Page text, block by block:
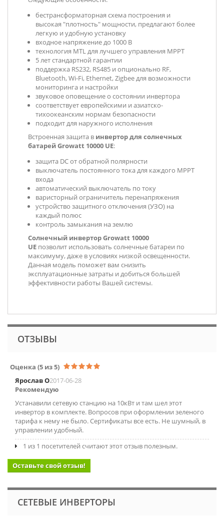
бестрансформаторная схема построения и
высокая "плотность" мощности, предлагают более
легкую и удобную установку
входное напряжение до 1000 В
технология MTL для лучшего управления MPPT
5 лет стандартной гарантии
поддержка RS232, RS485 и опционально RF,
Bluetooth, Wi-Fi, Ethernet, Zigbee для возможности
мониторинга и настройки
звуковое оповещение о состоянии инвертора
соответствует европейскими и азиатско-
тихоокеанским нормам безопасности
подходит для наружного исполнения
Встроенная защита в инвертор для солнечных
батарей Growatt 10000 UE:
защита DC от обратной полярности
выключатель постоянного тока для каждого MPPT
входа
автоматический выключатель по току
варисторный ограничитель перенапряжения
устройство защитного отключения (УЗО) на
каждый полюс
контроль замыкания на землю
Солнечный инвертор Growatt 10000
UE позволит использовать солнечные батареи по
максимуму, даже в условиях низкой освещенности.
Данная модель поможет вам снизить
эксплуатационные затраты и добиться большей
эффективности работы Вашей системы.
ОТЗЫВЫ
Оценка (5 из 5)
Ярослав О2017-06-28
Рекомендую
Устанавили сетевую станцию на 10кВт и там шел этот
инвертор в комплекте. Вопросов при оформлении зеленого
тарифа к нему не было. Сертификаты все есть. Не шумный, в
управлении удобный.
1 из 1 посетителей считают этот отзыв полезным.
Оставьте свой отзыв!
СЕТЕВЫЕ ИНВЕРТОРЫ